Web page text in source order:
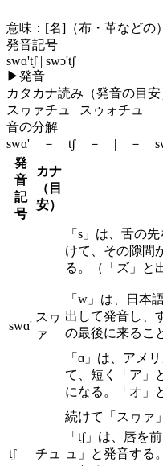
意味： [名] （布・革などの
発音記号
swɑ'tʃ | swɔ'tʃ
▶発音
カタカナ読み（発音の目安
スヮァチュ | スゥォチュ
音の分解
swɑ' － tʃ － | －
発
音
記
号
カナ
（目
安）
swɑ'
スヮ
ァ
「s」は、舌の
けて、その隙間
る。（「ズ」と
「w」は、日本
出して発音し、
の最後に来るこ
「ɑ」は、アメ
て、短く「ア」
になる。「オ」
続けて「スヮァ
tʃ チュ
「tʃ」は、唇を
ュ」と発音する